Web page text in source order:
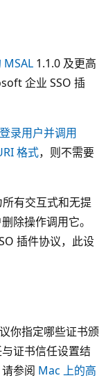
MSAL 1.1.0 及更高
企业 SSO 插
录用户并调用
格式，则不需要
有交互式和无提
除操作调用它。
插件协议，此设
你指定哪些证书颁
证书信任设置结
参阅 Mac 上的高